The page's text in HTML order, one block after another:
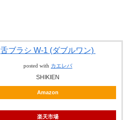
舌ブラシ W-1 (ダブルワン)
posted with カエレバ
SHIKIEN
Amazon
楽天市場